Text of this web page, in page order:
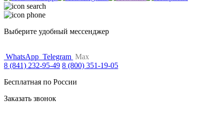
Выберите удобный мессенджер
WhatsApp Telegram Max
8 (841) 232-95-49 8 (800) 351-19-05
Бесплатная по России
Заказать звонок